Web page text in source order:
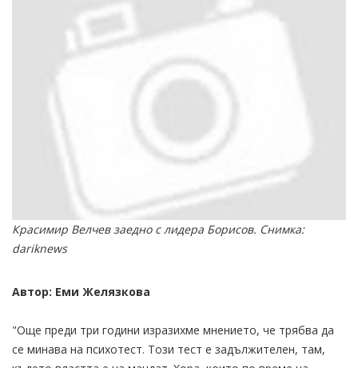
Красимир Велчев заедно с лидера Борисов. Снимка:
dariknews
Автор: Еми Желязкова
"Още преди три години изразихме мнението, че трябва да
се минава на психотест. Този тест е задължителен, там,